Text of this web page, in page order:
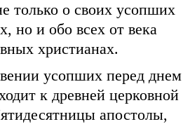
только о своих усопших
но и обо всех от века
христианах.
усопших перед днем
к древней церковной
апостолы,